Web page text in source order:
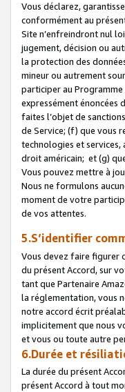
Vous déclarez,
conformément au
Site n’enfreindront nul
jugement, décision ou
la protection des
mineur ou autrement
participer au
expressément énoncées
faites l’objet de
de Service; (f) que vous
technologies et services,
droit américain; et (g)
Vous pouvez mettre à
Nous ne formulons
moment de votre
de vos attentes.
5.S’identifier
Vous devez faire figurer
du présent Accord, sur
tant que Partenaire
la réglementation, vous
notre accord écrit
implicitement que nous
et vous ou toute autre
6.Durée et
La durée du présent
présent Accord à tout